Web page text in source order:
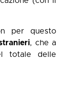
per questo
, che a
totale delle